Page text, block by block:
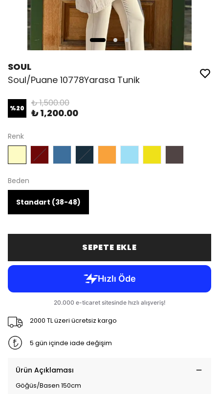
SOUL
Soul/Puane 10778Yarasa Tunik
%20 ₺ 1,500.00
₺ 1,200.00
Renk
Beden
Standart (38-48)
SEPETE EKLE
2000 TL üzeri ücretsiz kargo
5 gün içinde iade değişim
Ürün Açıklaması
Göğüs/Basen 150cm